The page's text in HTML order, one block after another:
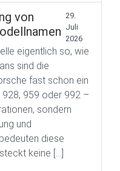
von
29.
Juli
2026
eigentlich so, wie
sind die
fast schon ein
928, 959 oder 992 –
sondern
und
diese
keine […]